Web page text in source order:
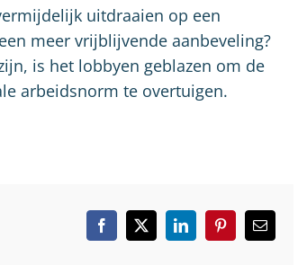
uitdraaien op een
meer vrijblijvende aanbeveling?
is het lobbyen geblazen om de
arbeidsnorm te overtuigen.
Facebook
X LinkedInPinterest
E-
mail